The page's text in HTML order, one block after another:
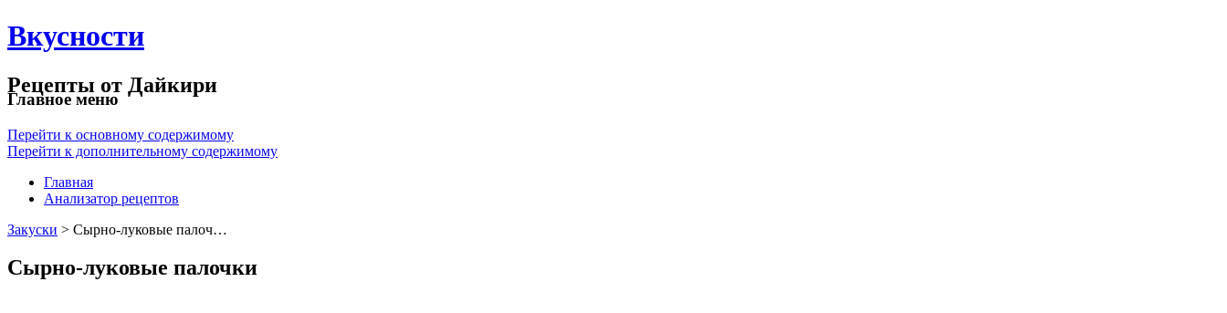
Вкусности
Рецепты от Дайкири
Главное меню
Перейти к основному содержимому
Перейти к дополнительному содержимому
Главная
Анализатор рецептов
Закуски > Сырно-луковые палоч…
Сырно-луковые палочки